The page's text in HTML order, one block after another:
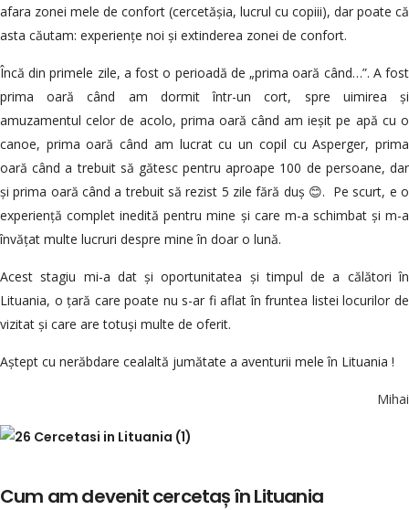
afara zonei mele de confort (cercetășia, lucrul cu copiii), dar poate că
asta căutam: experiențe noi și extinderea zonei de confort.
Încă din primele zile, a fost o perioadă de „prima oară când…”. A fost
prima oară când am dormit într-un cort, spre uimirea și
amuzamentul celor de acolo, prima oară când am ieșit pe apă cu o
canoe, prima oară când am lucrat cu un copil cu Asperger, prima
oară când a trebuit să gătesc pentru aproape 100 de persoane, dar
și prima oară când a trebuit să rezist 5 zile fără duș 😊. Pe scurt, e o
experiență complet inedită pentru mine și care m-a schimbat și m-a
învățat multe lucruri despre mine în doar o lună.
Acest stagiu mi-a dat și oportunitatea și timpul de a călători în
Lituania, o țară care poate nu s-ar fi aflat în fruntea listei locurilor de
vizitat și care are totuși multe de oferit.
Aștept cu nerăbdare cealaltă jumătate a aventurii mele în Lituania !
Mihai
Cum am devenit cercetaș în Lituania